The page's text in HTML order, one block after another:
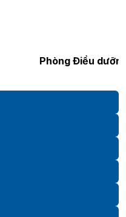
Phòng Điều